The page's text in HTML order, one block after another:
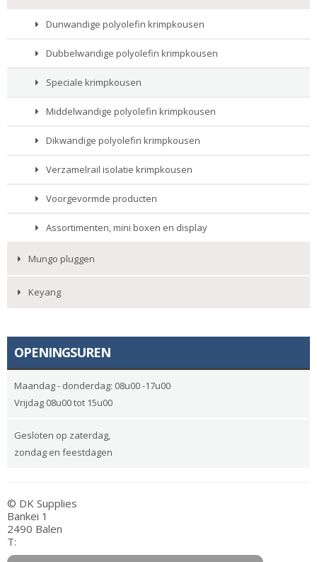
Dunwandige polyolefin krimpkousen
Dubbelwandige polyolefin krimpkousen
Speciale krimpkousen
Middelwandige polyolefin krimpkousen
Dikwandige polyolefin krimpkousen
Verzamelrail isolatie krimpkousen
Voorgevormde producten
Assortimenten, mini boxen en display
Mungo pluggen
Keyang
OPENINGSUREN
Maandag - donderdag: 08u00 -17u00
Vrijdag 08u00 tot 15u00
Gesloten op zaterdag,
zondag en feestdagen
© DK Supplies
Bankei 1
2490 Balen
T: